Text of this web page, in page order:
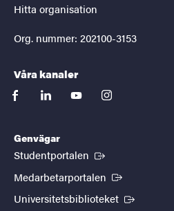
Hitta organisation
Org. nummer: 202100-3153
Våra kanaler
facebooklinkedinyoutubeinstagram
Genvägar
Studentportalen (Extern länk)
Medarbetarportalen (Extern länk)
Universitetsbiblioteket (Extern länk)